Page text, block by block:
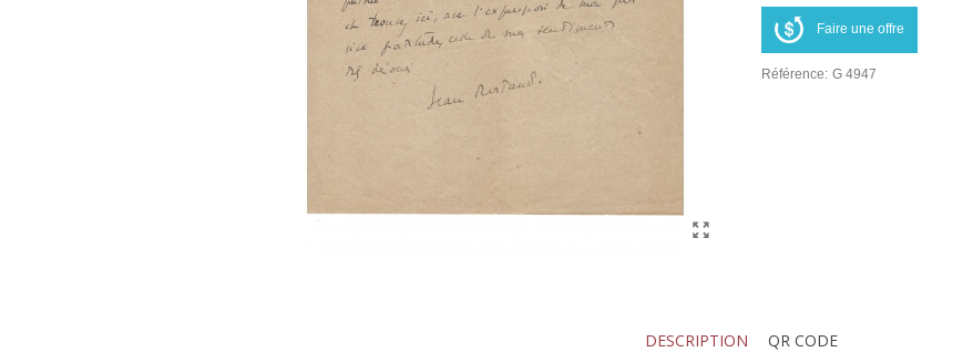
Faire une offre
Référence: G 4947
DESCRIPTION QR CODE